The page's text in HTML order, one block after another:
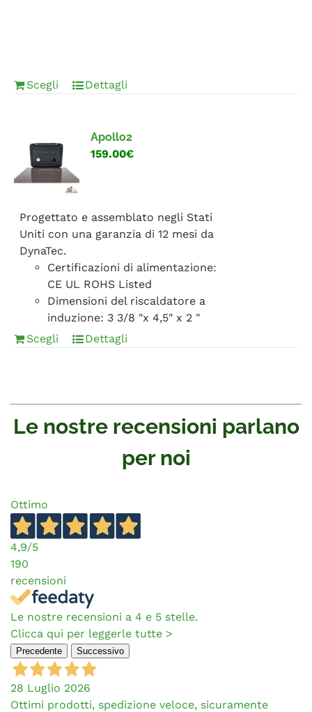
Scegli Dettagli
Apollo2
159.00€
Progettato e assemblato negli Stati
Uniti con una garanzia di 12 mesi da
DynaTec.
Certificazioni di alimentazione:
CE UL ROHS Listed
Dimensioni del riscaldatore a
induzione: 3 3/8 "x 4,5" x 2 "
Scegli
Dettagli
Le nostre recensioni parlano
per noi
Ottimo
4,9/5
190
recensioni
Le nostre recensioni a 4 e 5 stelle.
Clicca qui per leggerle tutte >
Precedente Successivo
28 Luglio 2026
Ottimi prodotti, spedizione veloce, sicuramente